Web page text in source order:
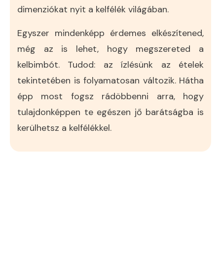
dimenziókat nyit a kelfélék világában.
Egyszer mindenképp érdemes elkészítened,
még az is lehet, hogy megszereted a
kelbimbót. Tudod: az ízlésünk az ételek
tekintetében is folyamatosan változik. Hátha
épp most fogsz rádöbbenni arra, hogy
tulajdonképpen te egészen jő barátságba is
kerülhetsz a kelfélékkel.